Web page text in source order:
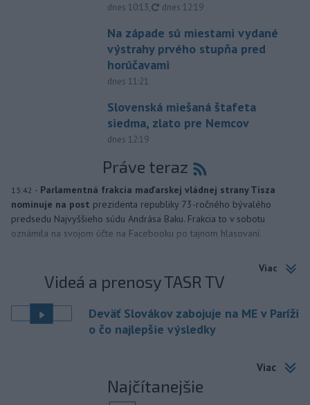
dnes 10:13, aktualizované
dnes 12:19
Na západe sú miestami vydané
výstrahy prvého stupňa pred
horúčavami
dnes 11:21
Slovenská miešaná štafeta
siedma, zlato pre Nemcov
dnes 12:19
Práve teraz
13:42 - Parlamentná frakcia maďarskej vládnej strany Tisza
nominuje na post prezidenta republiky 73-ročného bývalého
predsedu Najvyššieho súdu Andrása Baku. Frakcia to v sobotu
oznámila na svojom účte na Facebooku po tajnom hlasovaní.
Viac
Videá a prenosy TASR TV
Deväť Slovákov zabojuje na ME v Paríži
o čo najlepšie výsledky
Viac
Najčítanejšie